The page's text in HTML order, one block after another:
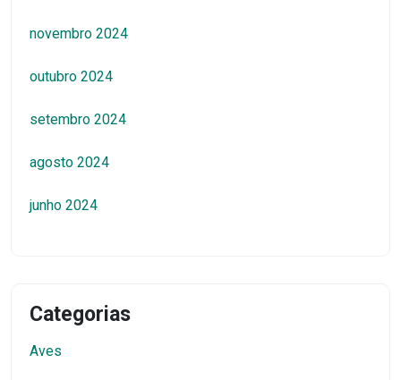
novembro 2024
outubro 2024
setembro 2024
agosto 2024
junho 2024
Categorias
Aves